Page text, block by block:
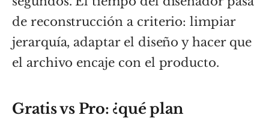
de reconstrucción a criterio: limpiar
jerarquía, adaptar el diseño y hacer que
el archivo encaje con el producto.
Gratis vs Pro: ¿qué plan